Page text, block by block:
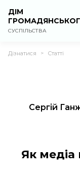
ДІМ
СУСПІЛЬСТВА
Дізнатися > Статті
Сергій
Як